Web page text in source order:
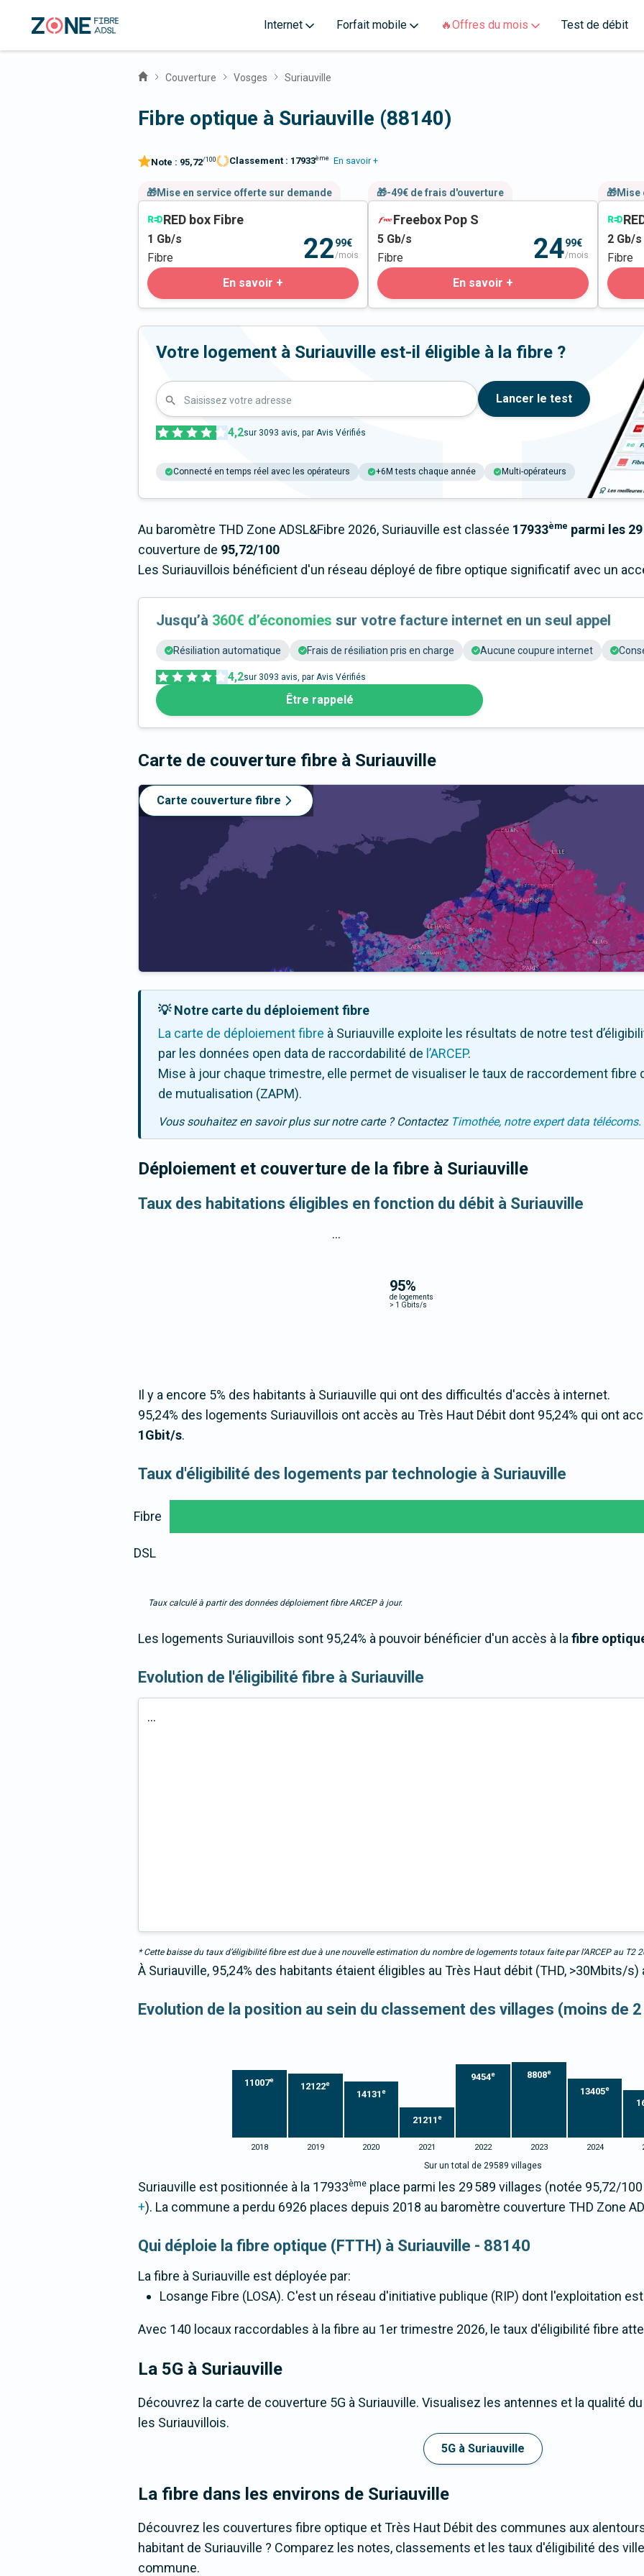
Internet Forfait mobile 🔥Offres du mois Test de débit
Couverture Vosges Suriauville
Fibre optique à Suriauville (88140)
Note : 95,72/100 Classement : 17933ème En savoir +
🎁Mise en service offerte sur demande
RED box Fibre
1 Gb/s
Fibre
2299€
/mois
En savoir +
🎁-49€ de frais d'ouverture
Freebox Pop S
5 Gb/s
Fibre
2499€
/mois
En savoir +
🎁Mise
2 Gb/s
Fibre
Votre logement à Suriauville est-il éligible à la fibre ?
Saisissez votre adresse Lancer le test
4,2sur 3093 avis, par Avis Vérifiés
Connecté en temps réel avec les opérateurs +6M tests chaque année Multi-opérateurs
Au baromètre THD Zone ADSL&Fibre 2026, Suriauville est classée 17933ème parmi les
couverture de 95,72/100
Les Suriauvillois bénéficient d'un réseau déployé de fibre optique significatif avec un
Jusqu’à 360€ d’économies sur votre facture internet en un seul appel
Résiliation automatique Frais de résiliation pris en charge Aucune coupure internet
4,2sur 3093 avis, par Avis Vérifiés
Être rappelé
Carte de couverture fibre à Suriauville
Carte couverture fibre
💡 Notre carte du déploiement fibre
La carte de déploiement fibre à Suriauville exploite les résultats de notre test
par les données open data de raccordabilité de l’ARCEP.
Mise à jour chaque trimestre, elle permet de visualiser le taux de raccordement fibre
de mutualisation (ZAPM).
Vous souhaitez en savoir plus sur notre carte ? Contactez Timothée, notre expert data télécoms.
Déploiement et couverture de la fibre à Suriauville
Taux des habitations éligibles en fonction du débit à Suriauville
95%
de logements
> 1 Gbits/s
...
Il y a encore 5% des habitants à Suriauville qui ont des difficultés d'accès à internet.
95,24% des logements Suriauvillois ont accès au Très Haut Débit dont 95,24% qui ont
1Gbit/s.
Taux d'éligibilité des logements par technologie à Suriauville
Fibre
DSL
Taux calculé à partir des données déploiement fibre ARCEP à jour.
Les logements Suriauvillois sont 95,24% à pouvoir bénéficier d'un accès à lafibre
Evolution de l'éligibilité fibre à Suriauville
...
* Cette baisse du taux d’éligibilité fibre est due à une nouvelle estimation du nombre de logements totaux faite par l’ARCEP au T2
À Suriauville, 95,24% des habitants étaient éligibles au Très Haut débit (THD, >30Mbits/
Evolution de la position au sein du classement des villages (moins de
11007e
12122e
14131 e
21211 e
9454e 8808e
13405e
2018 2019 2020 2021 2022 2023 2024
Sur un total de 29589 villages
Suriauville est positionnée à la 17933ème place parmi les 29 589 villages (notée 95,72/
+). La commune a perdu 6926 places depuis 2018 au baromètre couverture THD Zone
Qui déploie la fibre optique (FTTH) à Suriauville - 88140
La fibre à Suriauville est déployée par:
Losange Fibre (LOSA). C'est un réseau d'initiative publique (RIP) dont l'exploitation
Avec 140 locaux raccordables à la fibre au 1er trimestre 2026, le taux d'éligibilité fibre
La 5G à Suriauville
Découvrez la carte de couverture 5G à Suriauville. Visualisez les antennes et la qualité
les Suriauvillois.
5G à Suriauville
La fibre dans les environs de Suriauville
Découvrez les couvertures fibre optique et Très Haut Débit des communes aux
habitant de Suriauville ? Comparez les notes, classements et les taux d'éligibilité des
commune.